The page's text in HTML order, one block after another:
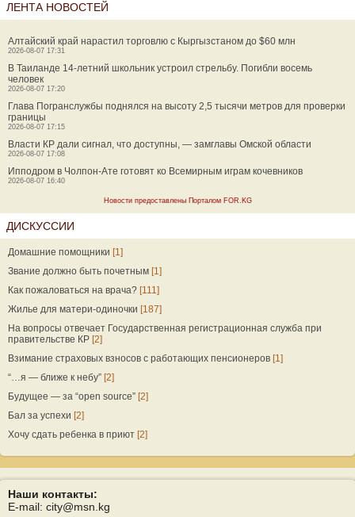
ЛЕНТА НОВОСТЕЙ
Алтайский край нарастил торговлю с Кыргызстаном до $60 млн
2026-08-07 17:31
В Таиланде 14-летний школьник устроил стрельбу. Погибли восемь
человек
2026-08-07 17:20
Глава Погранслужбы поднялся на высоту 2,5 тысячи метров для проверки
границы
2026-08-07 17:15
Власти КР дали сигнал, что доступны, — замглавы Омской области
2026-08-07 17:08
Ипподром в Чолпон-Ате готовят ко Всемирным играм кочевников
2026-08-07 16:40
Новости предоставлены Порталом FOR.KG
ДИСКУССИИ
Домашние помощники [1]
Звание должно быть почетным [1]
Как пожаловаться на врача? [111]
Жилье для матери-одиночки [187]
На вопросы отвечает Государственная регистрационная служба при
правительстве КР [2]
Взимание страховых взносов с работающих пенсионеров [1]
“…я — ближе к небу” [2]
Будущее — за “open source” [2]
Бал за успехи [2]
Хочу сдать ребенка в приют [2]
Наши контакты:
E-mail: city@msn.kg